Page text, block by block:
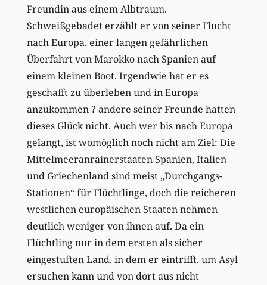
Freundin aus einem Albtraum.
Schweißgebadet erzählt er von seiner Flucht
nach Europa, einer langen gefährlichen
Überfahrt von Marokko nach Spanien auf
einem kleinen Boot. Irgendwie hat er es
geschafft zu überleben und in Europa
anzukommen ? andere seiner Freunde hatten
dieses Glück nicht. Auch wer bis nach Europa
gelangt, ist womöglich noch nicht am Ziel: Die
Mittelmeeranrainerstaaten Spanien, Italien
und Griechenland sind meist „Durchgangs-
Stationen“ für Flüchtlinge, doch die reicheren
westlichen europäischen Staaten nehmen
deutlich weniger von ihnen auf. Da ein
Flüchtling nur in dem ersten als sicher
eingestuften Land, in dem er eintrifft, um Asyl
ersuchen kann und von dort aus nicht